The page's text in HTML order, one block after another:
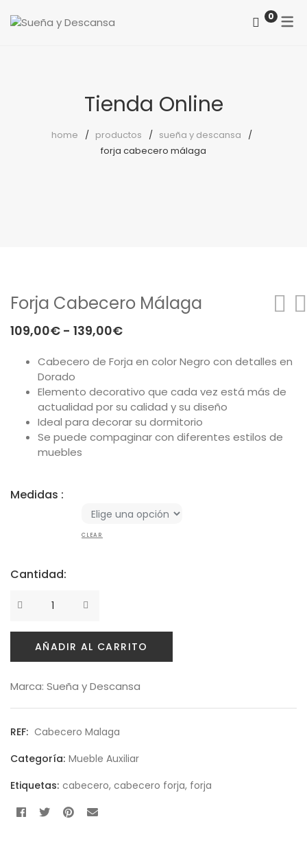
PREGUNTAS FRECUENTES
Sillas
Mesas
Auxiliar
Dormitorios
ÚTILES
Carro de la compra
Condiciones de compra
Política de cookies
Política de privacidad
Envíos y Devoluciones
0
Tienda Online
home productos
sueña y descansa
forja cabecero málaga
Forja Cabecero Málaga
109,00€ - 139,00€Rango
precios:
desde
109,00€
hasta
139,00€
Cabecero de Forja en color Negro con detalles en
Dorado
Elemento decorativo que cada vez está más de
actualidad por su calidad y su diseño
Ideal para decorar su dormitorio
Se puede compaginar con diferentes estilos de
muebles
Medidas :
CLEAR
Cantidad:
Cantidad
AÑADIR AL CARRITO
Marca: Sueña y Descansa
REF: Cabecero Malaga
Categoría: Mueble Auxiliar
Etiquetas: cabecero, cabecero forja, forja